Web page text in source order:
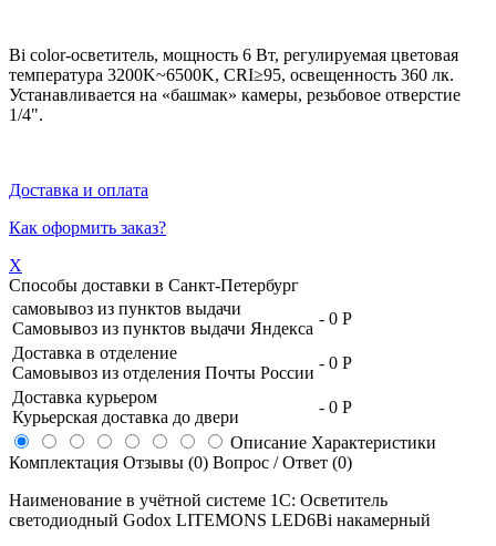
Bi color-осветитель, мощность 6 Вт, регулируемая цветовая
температура 3200K~6500K, CRI≥95, освещенность 360 лк.
Устанавливается на «башмак» камеры, резьбовое отверстие
1/4".
Доставка и оплата
Как оформить заказ?
X
Способы доставки в Санкт-Петербург
самовывоз из пунктов выдачи
Самовывоз из пунктов выдачи Яндекса
- 0 Р
Доставка в отделение
Самовывоз из отделения Почты России
- 0 Р
Доставка курьером
Курьерская доставка до двери
- 0 Р
Описание Характеристики
Комплектация Отзывы (0) Вопрос / Ответ (0)
Наименование в учётной системе 1С: Осветитель
светодиодный Godox LITEMONS LED6Bi накамерный